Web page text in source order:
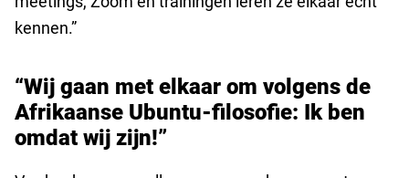
kennen.”
“Wij gaan met elkaar om volgens de
Afrikaanse Ubuntu-filosofie: Ik ben
omdat wij zijn!”